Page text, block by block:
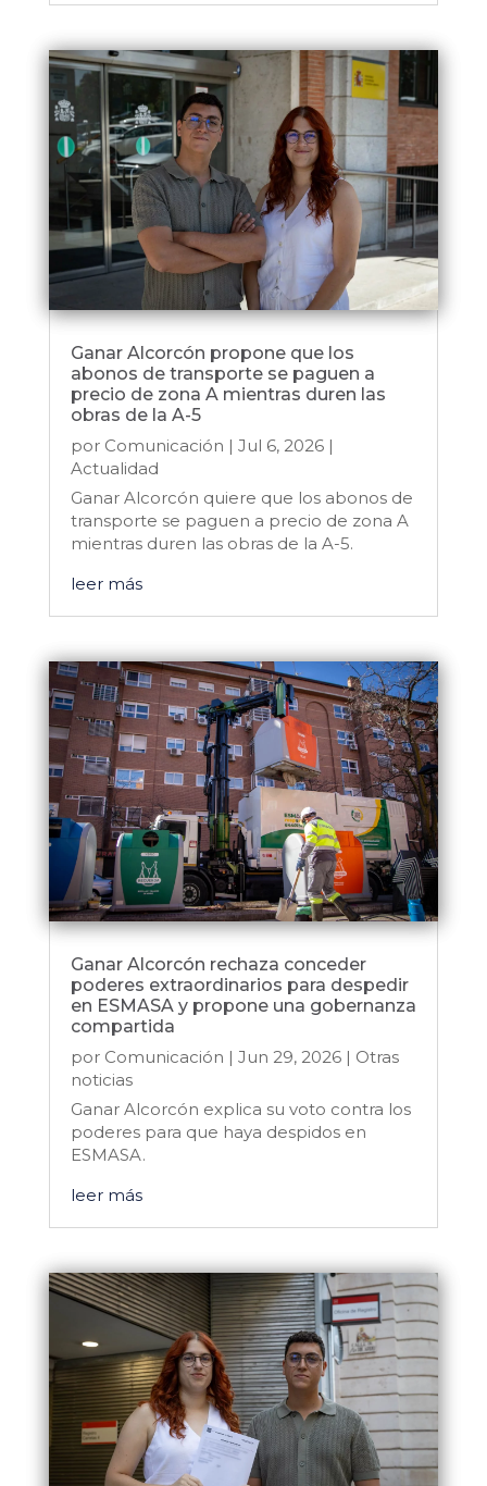
Ganar Alcorcón propone que los
abonos de transporte se paguen a
precio de zona A mientras duren las
obras de la A-5
por Comunicación | Jul 6, 2026|
Actualidad
Ganar Alcorcón quiere que los abonos de
transporte se paguen a precio de zona A
mientras duren las obras de la A-5.
leer más
Ganar Alcorcón rechaza conceder
poderes extraordinarios para despedir
en ESMASA y propone una gobernanza
compartida
por Comunicación | Jun 29, 2026| Otras
noticias
Ganar Alcorcón explica su voto contra los
poderes para que haya despidos en
ESMASA.
leer más